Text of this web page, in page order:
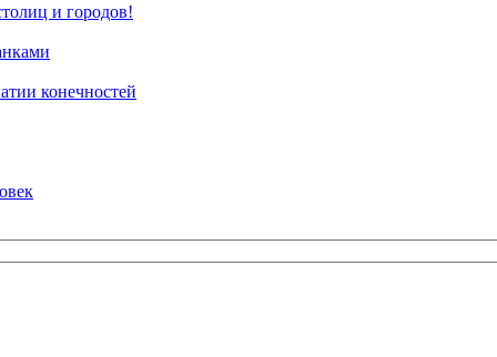
и городов!
конечностей